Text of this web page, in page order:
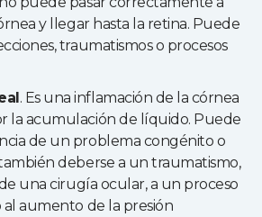
y llegar hasta la retina. Puede
traumatismos o procesos
. Es una inflamación de la córnea
la acumulación de líquido. Puede
de un problema congénito o
deberse a un traumatismo,
una cirugía ocular, a un proceso
aumento de la presión